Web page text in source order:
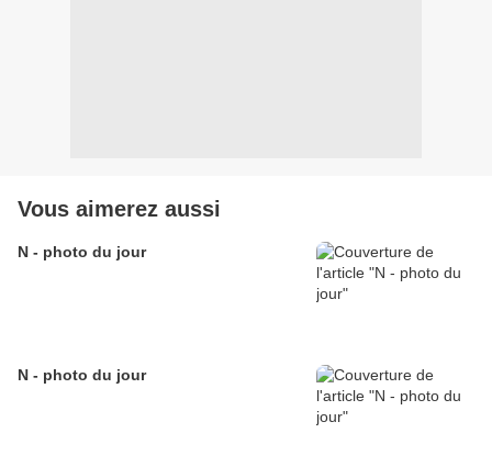
Vous aimerez aussi
N - photo du jour
N - photo du jour